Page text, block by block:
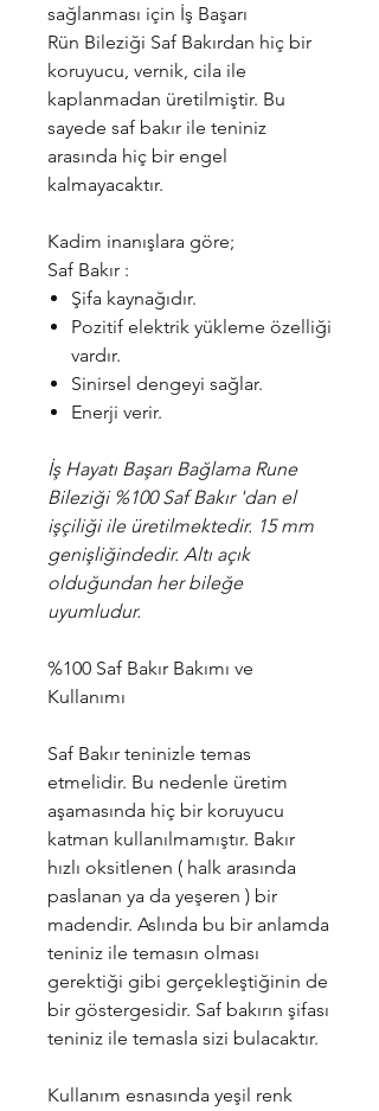
sağlanması için İş Başarı
Rün Bileziği Saf Bakırdan hiç bir
koruyucu, vernik, cila ile
kaplanmadan üretilmiştir. Bu
sayede saf bakır ile teniniz
arasında hiç bir engel
kalmayacaktır.
Kadim inanışlara göre;
Saf Bakır :
Şifa kaynağıdır.
Pozitif elektrik yükleme özelliği
vardır.
Sinirsel dengeyi sağlar.
Enerji verir.
İş Hayatı Başarı Bağlama Rune
Bileziği %100 Saf Bakır 'dan el
işçiliği ile üretilmektedir. 15 mm
genişliğindedir. Altı açık
olduğundan her bileğe
uyumludur.
%100 Saf Bakır Bakımı ve
Kullanımı
Saf Bakır teninizle temas
etmelidir. Bu nedenle üretim
aşamasında hiç bir koruyucu
katman kullanılmamıştır. Bakır
hızlı oksitlenen ( halk arasında
paslanan ya da yeşeren ) bir
madendir. Aslında bu bir anlamda
teniniz ile temasın olması
gerektiği gibi gerçekleştiğinin de
bir göstergesidir. Saf bakırın şifası
teniniz ile temasla sizi bulacaktır.
Kullanım esnasında yeşil renk